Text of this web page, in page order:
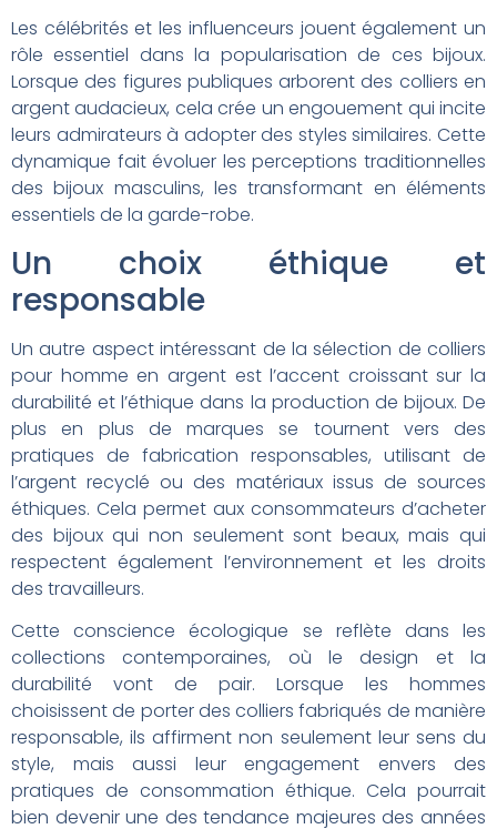
Les célébrités et les influenceurs jouent également un
rôle essentiel dans la popularisation de ces bijoux.
Lorsque des figures publiques arborent des colliers en
argent audacieux, cela crée un engouement qui incite
leurs admirateurs à adopter des styles similaires. Cette
dynamique fait évoluer les perceptions traditionnelles
des bijoux masculins, les transformant en éléments
essentiels de la garde-robe.
Un choix éthique et
responsable
Un autre aspect intéressant de la sélection de colliers
pour homme en argent est l’accent croissant sur la
durabilité et l’éthique dans la production de bijoux. De
plus en plus de marques se tournent vers des
pratiques de fabrication responsables, utilisant de
l’argent recyclé ou des matériaux issus de sources
éthiques. Cela permet aux consommateurs d’acheter
des bijoux qui non seulement sont beaux, mais qui
respectent également l’environnement et les droits
des travailleurs.
Cette conscience écologique se reflète dans les
collections contemporaines, où le design et la
durabilité vont de pair. Lorsque les hommes
choisissent de porter des colliers fabriqués de manière
responsable, ils affirment non seulement leur sens du
style, mais aussi leur engagement envers des
pratiques de consommation éthique. Cela pourrait
bien devenir une des tendance majeures des années